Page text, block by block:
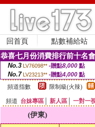
回首頁 點數補給站
恭喜七月份消費排行前十名
No.3 LV76098** -贈點8,000點
No.7 LV23213** -贈點4,000 點
頻道指數
限制級(火辣)
頻道 台妹專區 新人區 一對一
(伊東)